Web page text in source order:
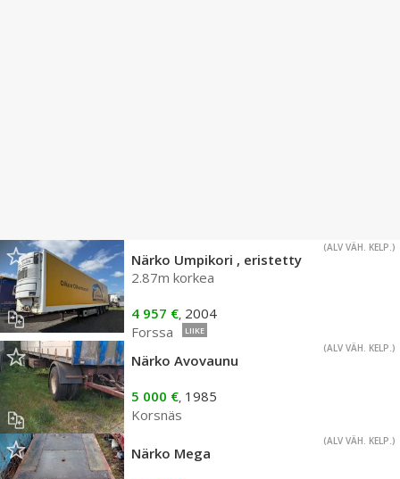
(ALV VÄH. KELP.)
Närko Umpikori , eristetty
2.87m korkea
4 957 €, 2004
Forssa
LIIKE
(ALV VÄH. KELP.)
Närko Avovaunu
5 000 €, 1985
Korsnäs
(ALV VÄH. KELP.)
Närko Mega